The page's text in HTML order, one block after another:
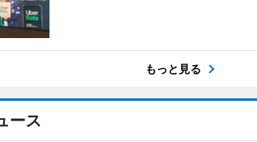
もっと見る
ース